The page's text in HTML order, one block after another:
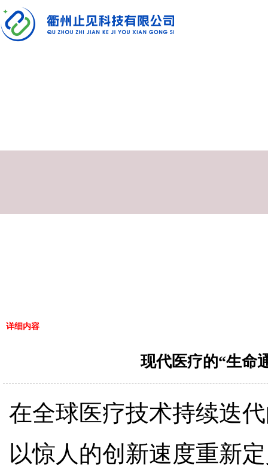
详细内容
现代医疗的“生命
在全球医疗技术持续迭
以惊人的创新速度重新